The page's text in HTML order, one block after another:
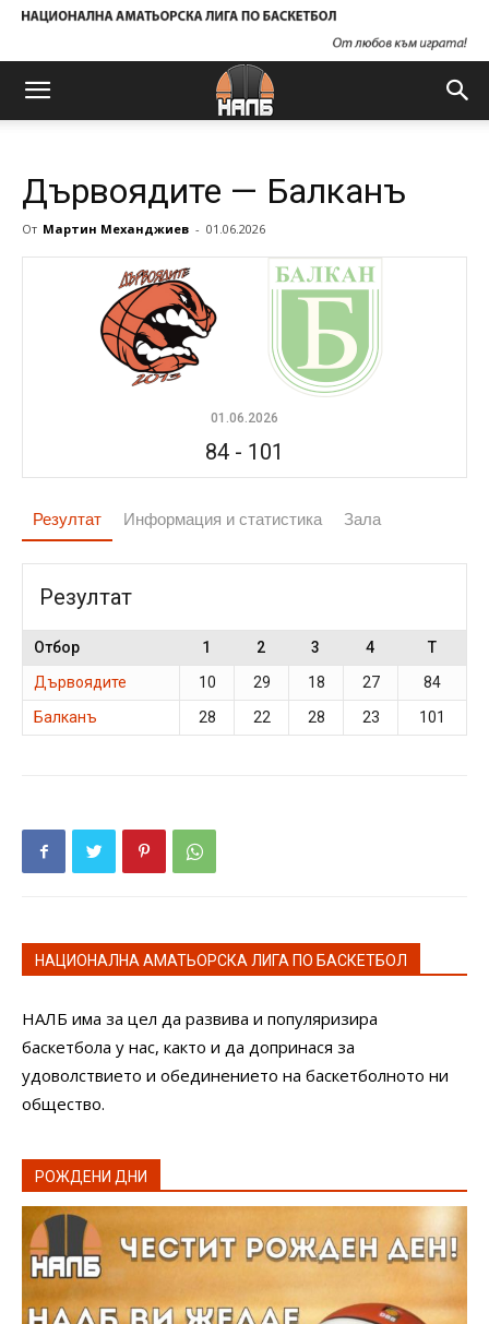
Дървоядите — Балканъ
От Мартин Механджиев - 01.06.2026
01.06.2026
84 - 101
Резултат Информация и статистика Зала
Резултат
Отбор 1 2 3 4
T
Дървоядите
10 29 18 27
84
Балканъ
28 22 28 23 101
НАЦИОНАЛНА АМАТЬОРСКА ЛИГА ПО БАСКЕТБОЛ
НАЛБ има за цел да развива и популяризира
баскетбола у нас, както и да допринася за
удоволствието и обединението на баскетболното ни
общество.
РОЖДЕНИ ДНИ